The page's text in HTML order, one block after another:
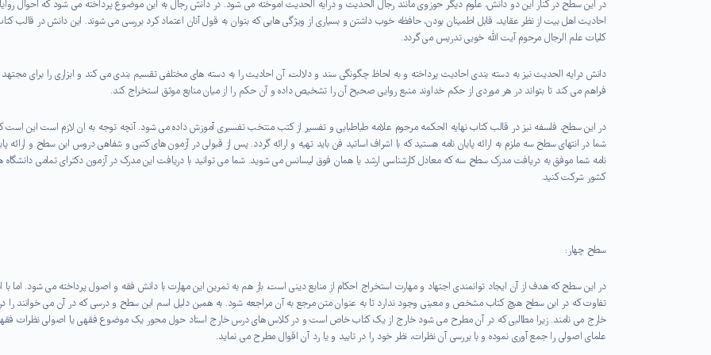
در این سطح در کنار این دو دانش، علوم دیگر حوزوی مانند رجال الحدیث و درایه الحدیث آموخته می شود. در دانش رجال به این موضوع پرداخته می شود که احوال
احادیث اهل بیت از نظر عقاید، قابل اطمینان بودن، حافظه خوب داشتن و بسیاری از ویژگی هایی که بتوان به قول آنان اعتماد کرد بررسی می شوند. این دانش در قالب
کلیات علم الرجال مرحوم آیت الله خویی تدریس می گردد.
دانش درایه الحدیث نیز به دسته بندی احادیث پرداخته و به لحاظ چگونگی سند و دلالت، آن احادیث را به دسته های مختلفی تقسیم بندی می کند و ابزاری را برای مجتهد
فراهم می کند تا بتواند در هر موردی از حکم خداوند منبع روایی صحیح آن را تشخیص داده و آن حکم را از میان منابع موثق استخراج کند.
در این سطح، فلسفه نیز در قالب کتاب نهایه الحکمه مرحوم علامه طباطبایی و تفسیر از کتب منتخب تفسیری آموزش داده می شود. آنچه توجه به ان لازم است این است
شما در انتهای سطح سه ملزم به ارائه پایان نامه هستید که با اشراف اساتید فن باید تهیه و ارائه گردد. پس از قبولی در آزمون های کتبی و شفاهی دروس این سطح و ارائه
نامه شما موفق به دریافت مدرک سطح سه که معادل کارشناسی ارشد یا همان فوق لیسانس می شوید. شما می توانید با دریافت این مدرک در آزمون دکترای تمامی دانشگاه
کشور شرکت کنید.
سطح چهار:
در این سطح که هدف از آن ایجاد توانمندی اجتهاد و مهارت استخراج احکام از منابع دینی است، باز هم به تمرین این مهارت با دانش فقه و اصول پرداخته می شود. اما با
تفاوت که در این سطح هیچ کتاب مشخص و معینی وجود ندارد تا به عنوان متن مرجع به آن مراجعه شود. به همین دلیل اسم این سطح و درسی که در آن می خوانند را
خارج می نامند. زیرا مطالبی که در آن مطرح می شود خارج از یک کتاب خاص است و در کلاس های درس خارج استاد حول محور یک موضوع فقهی یا اصولی نظرات
علمای اصولی را جمع آوری نموده و با بررسی آن نظرات، نظر خود را در تایید و یا رد آن اقوال مطرح می نماید.